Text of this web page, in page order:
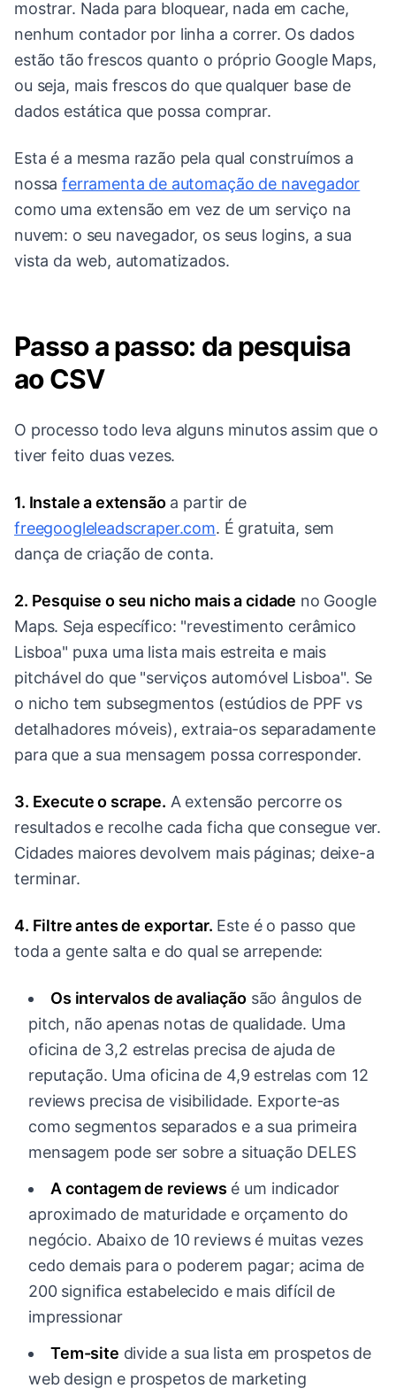
mostrar. Nada para bloquear, nada em cache,
nenhum contador por linha a correr. Os dados
estão tão frescos quanto o próprio Google Maps,
ou seja, mais frescos do que qualquer base de
dados estática que possa comprar.
Esta é a mesma razão pela qual construímos a
nossaferramenta de automação de navegador
como uma extensão em vez de um serviço na
nuvem: o seu navegador, os seus logins, a sua
vista da web, automatizados.
Passo a passo: da pesquisa
ao CSV
O processo todo leva alguns minutos assim que o
tiver feito duas vezes.
1. Instale a extensãoa partir de
freegoogleleadscraper.com. É gratuita, sem
dança de criação de conta.
2. Pesquise o seu nicho mais a cidade no Google
Maps. Seja específico: "revestimento cerâmico
Lisboa" puxa uma lista mais estreita e mais
pitchável do que "serviços automóvel Lisboa". Se
o nicho tem subsegmentos (estúdios de PPF vs
detalhadores móveis), extraia-os separadamente
para que a sua mensagem possa corresponder.
3. Execute o scrape. A extensão percorre os
resultados e recolhe cada ficha que consegue ver.
Cidades maiores devolvem mais páginas; deixe-a
terminar.
4. Filtre antes de exportar. Este é o passo que
toda a gente salta e do qual se arrepende:
Os intervalos de avaliaçãosão ângulos de
pitch, não apenas notas de qualidade. Uma
oficina de 3,2 estrelas precisa de ajuda de
reputação. Uma oficina de 4,9 estrelas com 12
reviews precisa de visibilidade. Exporte-as
como segmentos separados e a sua primeira
mensagem pode ser sobre a situação DELES
A contagem de reviews é um indicador
aproximado de maturidade e orçamento do
negócio. Abaixo de 10 reviews é muitas vezes
cedo demais para o poderem pagar; acima de
200 significa estabelecido e mais difícil de
impressionar
Tem-site divide a sua lista em prospetos de
web design e prospetos de marketing